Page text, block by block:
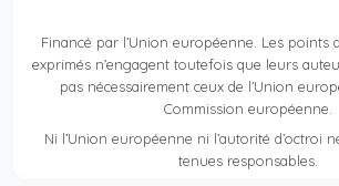
Financé par l’Union européenne. Les points
exprimés n’engagent toutefois que leurs
pas nécessairement ceux de l’Union
Commission européenne.
Ni l’Union européenne ni l’autorité d’octroi
tenues responsables.